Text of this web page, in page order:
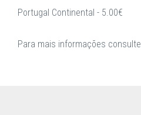
Portugal Continental - 5.00€
Para mais informações consulte